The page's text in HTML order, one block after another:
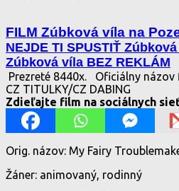
FILM Zúbková víla na
NEJDE TI SPUSTIŤ
Zúbková víla BEZ REKLÁM
Prezreté 8440x. Oficiálny názov
CZ TITULKY/CZ DABING
Zdieľajte film na sociálnych
Orig. názov: My Fairy
Žáner: animovaný, rodinný